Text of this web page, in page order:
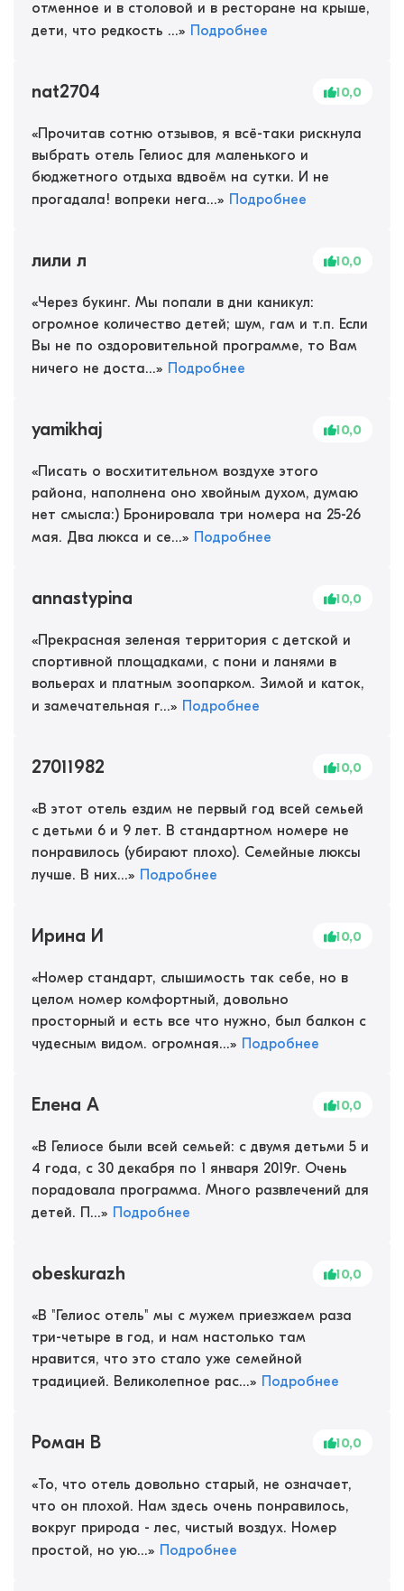
отменное и в столовой и в ресторане на крыше,
дети, что редкость ...» Подробнее
nat2704 10,0
«Прочитав сотню отзывов, я всё-таки рискнула
выбрать отель Гелиос для маленького и
бюджетного отдыха вдвоём на сутки. И не
прогадала! вопреки нега...» Подробнее
лили л 10,0
«Через букинг. Мы попали в дни каникул:
огромное количество детей; шум, гам и т.п. Если
Вы не по оздоровительной программе, то Вам
ничего не доста...» Подробнее
yamikhaj 10,0
«Писать о восхитительном воздухе этого
района, наполнена оно хвойным духом, думаю
нет смысла:) Бронировала три номера на 25-26
мая. Два люкса и се...» Подробнее
annastypina 10,0
«Прекрасная зеленая территория с детской и
спортивной площадками, с пони и ланями в
вольерах и платным зоопарком. Зимой и каток,
и замечательная г...» Подробнее
27011982 10,0
«В этот отель ездим не первый год всей семьей
с детьми 6 и 9 лет. В стандартном номере не
понравилось (убирают плохо). Семейные люксы
лучше. В них...» Подробнее
Ирина И 10,0
«Номер стандарт, слышимость так себе, но в
целом номер комфортный, довольно
просторный и есть все что нужно, был балкон с
чудесным видом. огромная...» Подробнее
Елена А 10,0
«В Гелиосе были всей семьей: с двумя детьми 5 и
4 года, с 30 декабря по 1 января 2019г. Очень
порадовала программа. Много развлечений для
детей. П...» Подробнее
obeskurazh 10,0
«В "Гелиос отель" мы с мужем приезжаем раза
три-четыре в год, и нам настолько там
нравится, что это стало уже семейной
традицией. Великолепное рас...» Подробнее
Роман В 10,0
«То, что отель довольно старый, не означает,
что он плохой. Нам здесь очень понравилось,
вокруг природа - лес, чистый воздух. Номер
простой, но ую...» Подробнее